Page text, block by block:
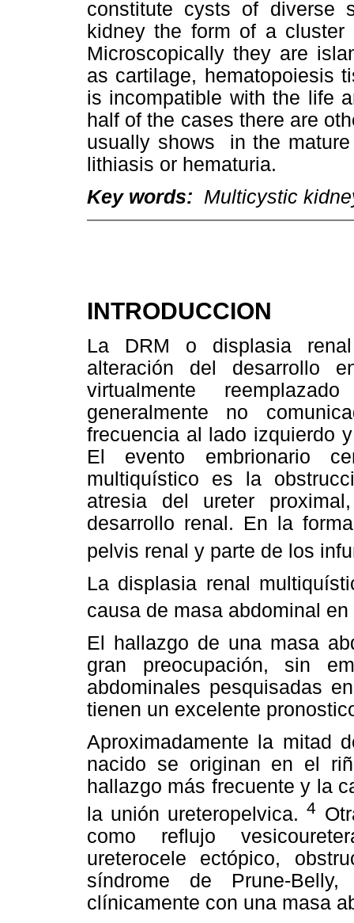
constitute cysts of diverse
kidney the form of a
Microscopically they are
as cartilage, hematopoiesis
is incompatible with the life
half of the cases there are
usually shows in the
lithiasis or hematuria.
Key words: Multicystic
INTRODUCCION
La DRM o displasia
alteración del desarrollo
virtualmente
generalmente no
frecuencia al lado izquierdo
El evento embrionario
multiquístico es la
atresia del ureter
desarrollo renal. En la
pelvis renal y parte de los
La displasia renal
causa de masa abdominal
El hallazgo de una masa
gran preocupación, sin
abdominales pesquisadas
tienen un excelente
Aproximadamente la mitad
nacido se originan en el
hallazgo más frecuente y la
la unión ureteropelvica.4
como reflujo
ureterocele ectópico,
síndrome de Prune-
clínicamente con una masa